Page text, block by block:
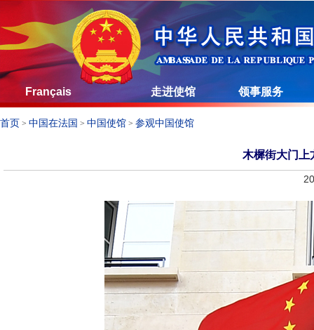
Français 走进使馆 领事服务
首页 > 中国在法国 > 中国使馆 > 参观中国使馆
木樨街大门上